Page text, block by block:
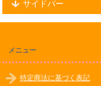
サイドバー
メニュー
特定商法に基づく表記